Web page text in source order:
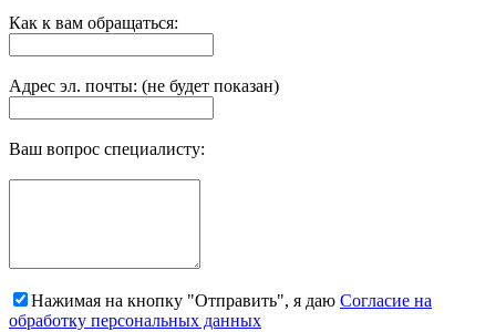
Как к вам обращаться:
Адрес эл. почты: (не будет показан)
Ваш вопрос специалисту:
Нажимая на кнопку "Отправить", я даю Согласие на
обработку персональных данных